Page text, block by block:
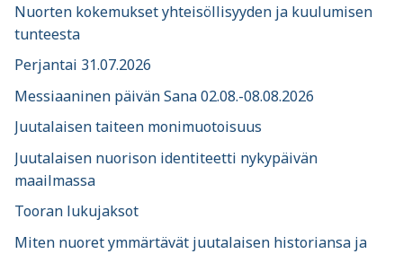
Nuorten kokemukset yhteisöllisyyden ja kuulumisen
tunteesta
Perjantai 31.07.2026
Messiaaninen päivän Sana 02.08.-08.08.2026
Juutalaisen taiteen monimuotoisuus
Juutalaisen nuorison identiteetti nykypäivän
maailmassa
Tooran lukujaksot
Miten nuoret ymmärtävät juutalaisen historiansa ja